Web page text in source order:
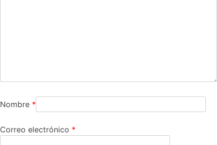
Nombre *
Correo electrónico *